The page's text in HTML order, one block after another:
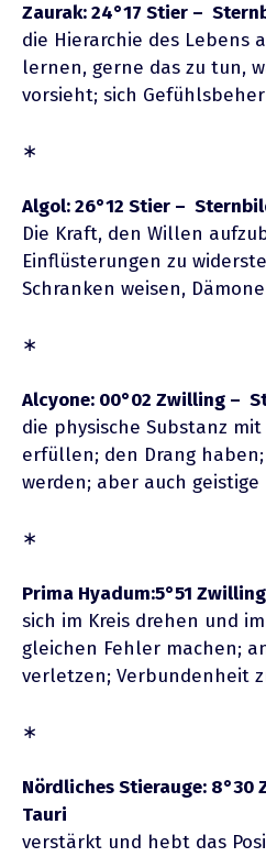
Zaurak: 24°17 Stier –
die Hierarchie des Lebens
lernen, gerne das zu tun,
vorsieht; sich
∗
Algol: 26°12 Stier –
Die Kraft, den Willen
Einflüsterungen zu
Schranken weisen,
∗
Alcyone: 00°02 Zwilling –
die physische Substanz
erfüllen; den Drang
werden; aber auch
∗
Prima Hyadum:5°51
sich im Kreis drehen und
gleichen Fehler machen;
verletzen; Verbundenheit
∗
Nördliches Stierauge:
Tauri
verstärkt und hebt das